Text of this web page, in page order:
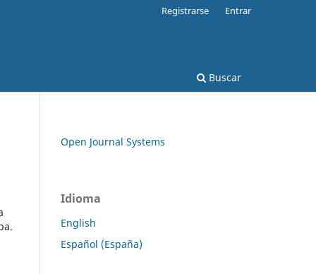
Buscar
Registrarse Entrar
Open Journal Systems
Idioma
English
Español (España)